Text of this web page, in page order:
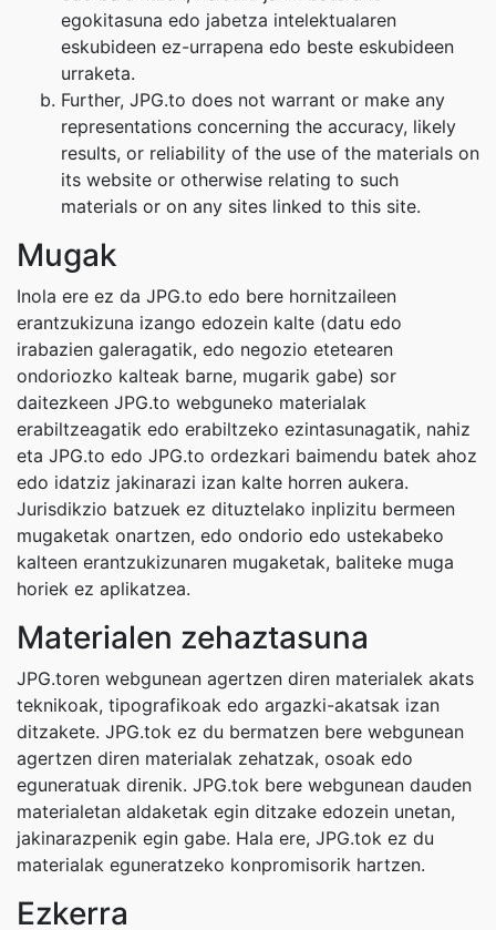
egokitasuna edo jabetza intelektualaren
eskubideen ez-urrapena edo beste eskubideen
urraketa.
Further, JPG.to does not warrant or make any
representations concerning the accuracy, likely
results, or reliability of the use of the materials on
its website or otherwise relating to such
materials or on any sites linked to this site.
Mugak
Inola ere ez da JPG.to edo bere hornitzaileen
erantzukizuna izango edozein kalte (datu edo
irabazien galeragatik, edo negozio etetearen
ondoriozko kalteak barne, mugarik gabe) sor
daitezkeen JPG.to webguneko materialak
erabiltzeagatik edo erabiltzeko ezintasunagatik, nahiz
eta JPG.to edo JPG.to ordezkari baimendu batek ahoz
edo idatziz jakinarazi izan kalte horren aukera.
Jurisdikzio batzuek ez dituztelako inplizitu bermeen
mugaketak onartzen, edo ondorio edo ustekabeko
kalteen erantzukizunaren mugaketak, baliteke muga
horiek ez aplikatzea.
Materialen zehaztasuna
JPG.toren webgunean agertzen diren materialek akats
teknikoak, tipografikoak edo argazki-akatsak izan
ditzakete. JPG.tok ez du bermatzen bere webgunean
agertzen diren materialak zehatzak, osoak edo
eguneratuak direnik. JPG.tok bere webgunean dauden
materialetan aldaketak egin ditzake edozein unetan,
jakinarazpenik egin gabe. Hala ere, JPG.tok ez du
materialak eguneratzeko konpromisorik hartzen.
Ezkerra